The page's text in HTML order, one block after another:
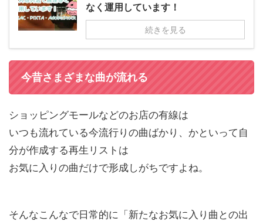
なく運用しています！
続きを見る
今昔さまざまな曲が流れる
ショッピングモールなどのお店の有線は
いつも流れている今流行りの曲ばかり、かといって自
分が作成する再生リストは
お気に入りの曲だけで形成しがちですよね。
そんなこんなで日常的に「新たなお気に入り曲との出